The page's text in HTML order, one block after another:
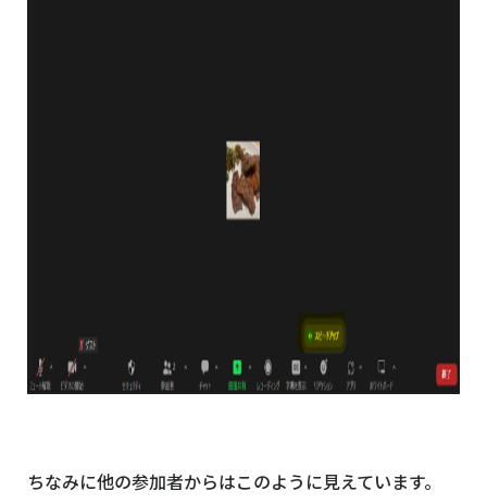
ちなみに他の参加者からはこのように見えています。